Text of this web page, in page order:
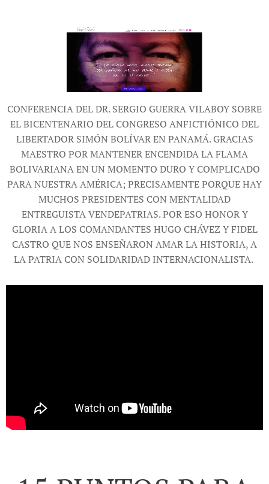
CONFERENCIA DEL DR. SERGIO GUERRA VILABOY SOBRE
EL BICENTENARIO DEL CONGRESO ANFICTIÓNICO DEL
LIBERTADOR SIMÓN BOLÍVAR EN PANAMÁ. GRACIAS
MAESTRO POR MANTENER ENCENDIDA LA FLAMA
BOLIVARIANA EN UN MOMENTO DURO Y COMPLICADO
PARA NUESTRA AMÉRICA; PRECISAMENTE PORQUE HAY
MUCHOS PRESIDENTES CON MENTALIDAD
ENTREGUISTA VENDEPATRIAS. POR ESO HONOR Y
GLORIA A LOS COMANDANTES HUGO CHÁVEZ Y FIDEL
CASTRO QUE NOS ENSEÑARON AMAR LA HISTORIA, A
LA PATRIA CON SOLIDARIDAD INTERNACIONALISTA.